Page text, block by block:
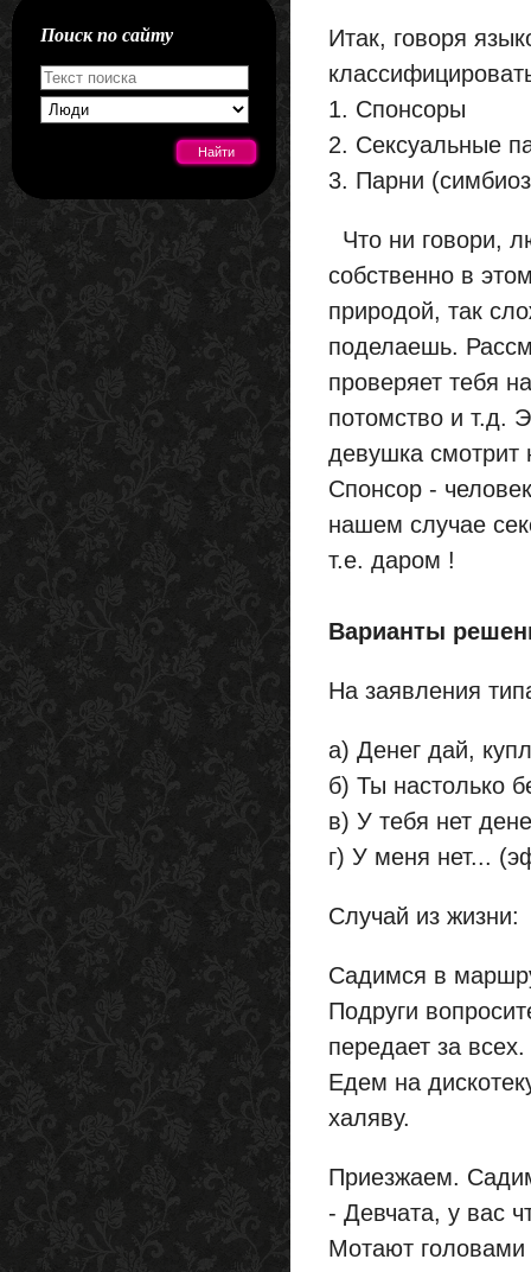
Поиск по сайту
Итак, говоря
1. Спонсоры
2. Сексуальные
3. Парни
Что ни говори,
собственно в
природой, так
поделаешь.
проверяет тебя
потомство и т.д.
девушка смотрит
Спонсор -
нашем случае
т.е. даром !
Варианты
На заявления
а) Денег дай,
б) Ты настолько
в) У тебя нет
г) У меня нет...
Случай из жизни:
Садимся в
Подруги
передает за всех.
Едем на
халяву.
Приезжаем.
- Девчата, у вас
Мотают